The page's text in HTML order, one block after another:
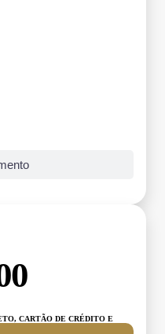
CARTÃO DE CRÉDITO E